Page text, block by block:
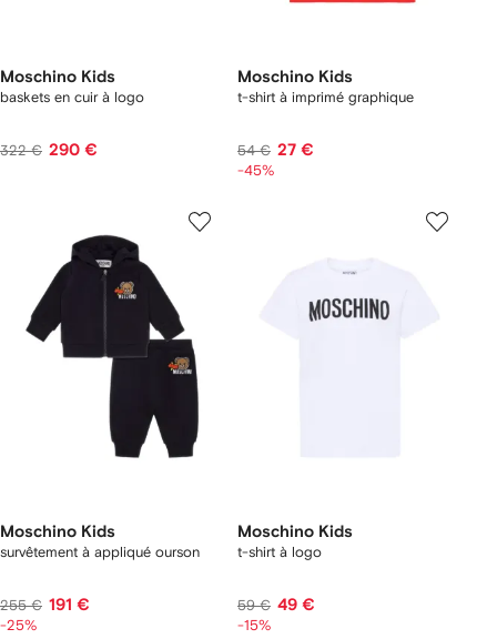
Moschino Kids
baskets en cuir à logo
322 € 290 €
Moschino Kids
t-shirt à imprimé graphique
54 € 27 €
-45%
Moschino Kids
survêtement à appliqué ourson
255 € 191 €
-25%
Moschino Kids
t-shirt à logo
59 € 49 €
-15%